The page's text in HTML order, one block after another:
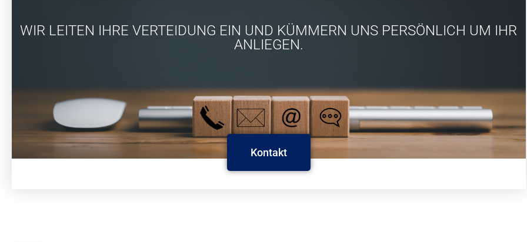
WIR LEITEN IHRE VERTEIDUNG EIN UND KÜMMERN UNS PERSÖNLICH UM IHR
ANLIEGEN.
Kontakt